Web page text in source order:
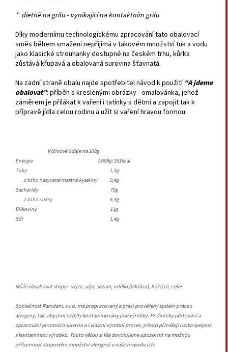
* dietně na grilu - vynikající na kontaktním grilu
Díky modernímu technologickému zpracování tato obalovací
směs během smažení nepřijímá v takovém množství tuk a vodu
jako klasické strouhanky dostupné na českém trhu, kůrka
zůstává křupavá a obalovaná surovina šťavnatá.
Na zadní straně obalu najde spotřebitel návod k použití “A jdeme
obalovat”: příběh s kreslenými obrázky - omalovánka, jehož
záměrem je přilákat k vaření i tatínky s dětmi a zapojit tak k
přípravě jídla celou rodinu a užít si vaření hravou formou.
Výživové údaje na 100g
Energie
1469kj/351kcal
Tuky
1,5g
z toho nasycené mastné kyseliny
0,4g
Sacharidy
70g
z toho cukry
5,3g
Bílkoviny
11g
Sůl
1,4g
Může obsahovat stopy : vejce, sója, sezam, mléko (laktóza), hořčice, celer
Společnost Ramdam, s.r.o. má propracovaný a praxí prověřený systém práce s
alergeny, tak, aby jimi nebyly kontaminovány jiné výrobky. Podmínky pěstování a
zpracování prvotních surovin a i vlastní výrobní proces, přesto přinášejí rizika spojená
s kontaminací výrobků. Touto větou si Vás dovolujeme upozornit na možnou
přítomnost stopového množství alergenů v našich výrobcích.